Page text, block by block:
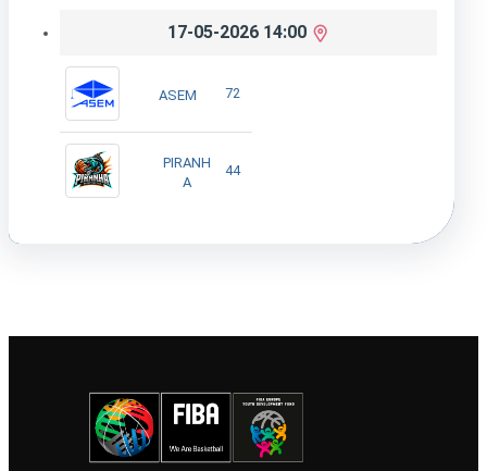
17-05-2026 14:00
ASEM 72
PIRANH
A
44